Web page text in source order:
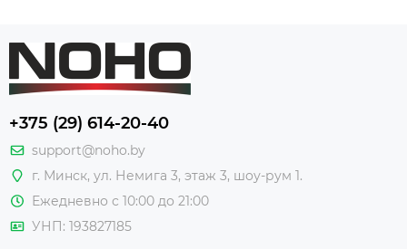
+375 (29) 614-20-40
support@noho.by
г. Минск, ул. Немига 3, этаж 3, шоу-рум 1.
Ежедневно с 10:00 до 21:00
УНП: 193827185